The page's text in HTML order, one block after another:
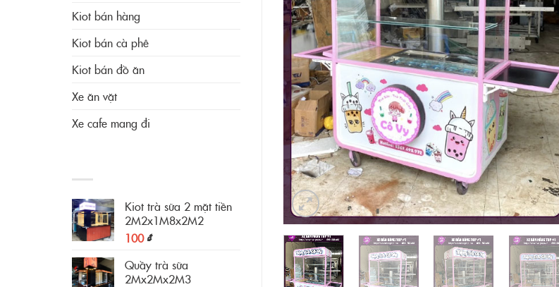
Kiot bán hàng
Kiot bán cà phê
Kiot bán đồ ăn
Xe ăn vặt
Xe cafe mang đi
Kiot trà sữa 2 mặt tiền
2M2x1M8x2M2
100₫
Quầy trà sữa
2Mx2Mx2M3